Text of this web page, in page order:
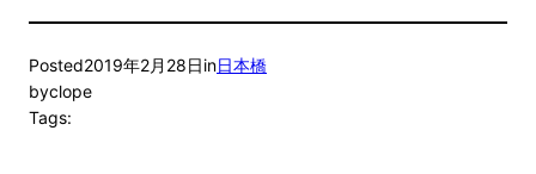
Posted2019年2月28日in日本橋
byclope
Tags: